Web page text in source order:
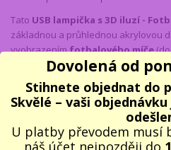
Tato USB lampička s 3D iluzí -
základnou a průhlednou akrylovou
vyobrazenímfotbalového míče
je nutné sundat). Tato deska je ze
základny, do které je zastrčena. Na
delším držení lampičku zhasne a
přepíná 7 barev a 1 režim prolínání
fotbalového míče
na stojaté
krásnou 3D iluzi vznášejícího se
Dovolená od
Stihnete objednat do
Skvělé – vaši
U platby převodem musí
náš účet nejpozději do